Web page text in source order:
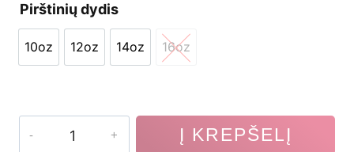
was:
€55,99.
is:
€41,99.
Pirštinių dydis
10oz
10oz
12oz
12oz
14oz
14oz
16oz
16oz
produkto
Į KREPŠELĮ